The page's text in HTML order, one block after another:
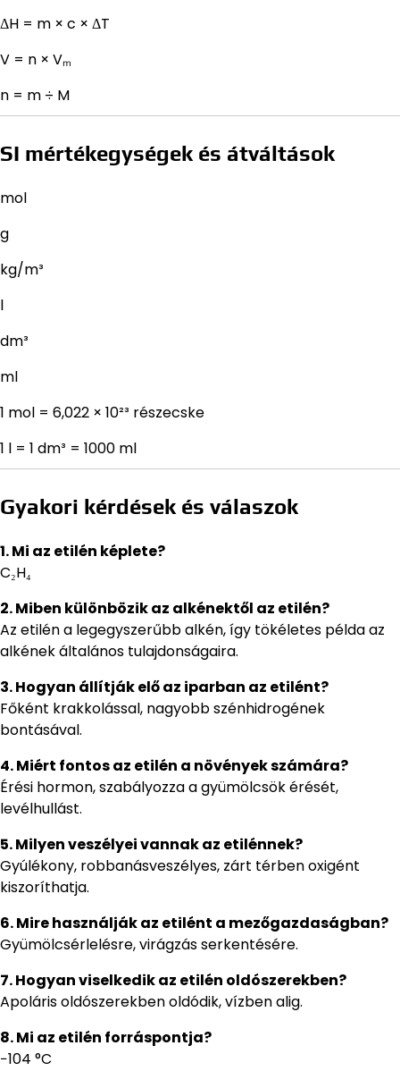
ΔH = m × c × ΔT
V = n × Vₘ
n = m ÷ M
SI mértékegységek és átváltások
mol
g
kg/m³
l
dm³
ml
1 mol = 6,022 × 10²³ részecske
1 l = 1 dm³ = 1000 ml
Gyakori kérdések és válaszok
1. Mi az etilén képlete?
C₂H₄
2. Miben különbözik az alkénektől az etilén?
Az etilén a legegyszerűbb alkén, így tökéletes példa az
alkének általános tulajdonságaira.
3. Hogyan állítják elő az iparban az etilént?
Főként krakkolással, nagyobb szénhidrogének
bontásával.
4. Miért fontos az etilén a növények számára?
Érési hormon, szabályozza a gyümölcsök érését,
levélhullást.
5. Milyen veszélyei vannak az etilénnek?
Gyúlékony, robbanásveszélyes, zárt térben oxigént
kiszoríthatja.
6. Mire használják az etilént a mezőgazdaságban?
Gyümölcsérlelésre, virágzás serkentésére.
7. Hogyan viselkedik az etilén oldószerekben?
Apoláris oldószerekben oldódik, vízben alig.
8. Mi az etilén forráspontja?
−104 °C